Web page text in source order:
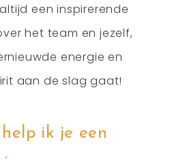
een inspirerende
het team en jezelf,
energie en
aan de slag gaat!
ik je een